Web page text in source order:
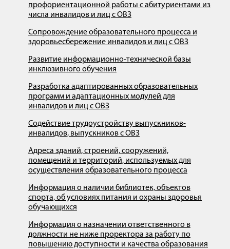
профориентационной работы с абитуриентами из
числа инвалидов и лиц с ОВЗ
Сопровождение образовательного процесса и
здоровьесбережение инвалидов и лиц с ОВЗ
Развитие информационно-технической базы
инклюзивного обучения
Разработка адаптированных образовательных
программ и адаптационных модулей для
инвалидов и лиц с ОВЗ
Содействие трудоустройству выпускников-
инвалидов, выпускников с ОВЗ
Адреса зданий, строений, сооружений,
помещений и территорий, используемых для
осуществления образовательного процесса
Информация о наличии библиотек, объектов
спорта, об условиях питания и охраны здоровья
обучающихся
Информация о назначении ответственного в
должности не ниже проректора за работу по
повышению доступности и качества образования